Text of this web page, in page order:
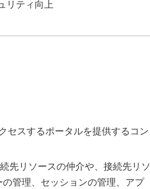
リティ向上
セスするポータルを提供するコン
先リソースの仲介や、接続先リソ
管理、セッションの管理、アプ